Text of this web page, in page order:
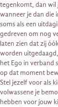
tegenkomt, dan wil
wanneer je dan die
soms als een
gedreven om nog
laten zien dat zij
worden
het Ego in verband
op dat moment
Stel jezelf voor als
volwassene je
hebben voor jouw